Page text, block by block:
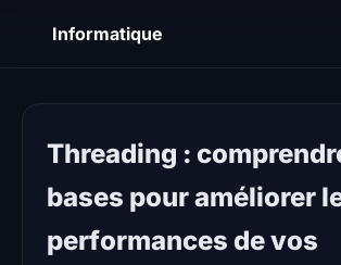
Informatique
Threading :
bases pour améliorer
performances de vos